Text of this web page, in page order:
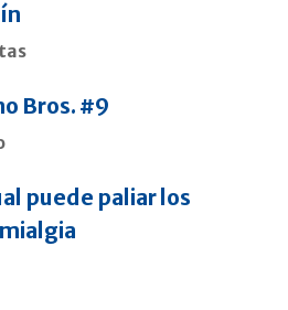
Bros. #9
puede paliar los